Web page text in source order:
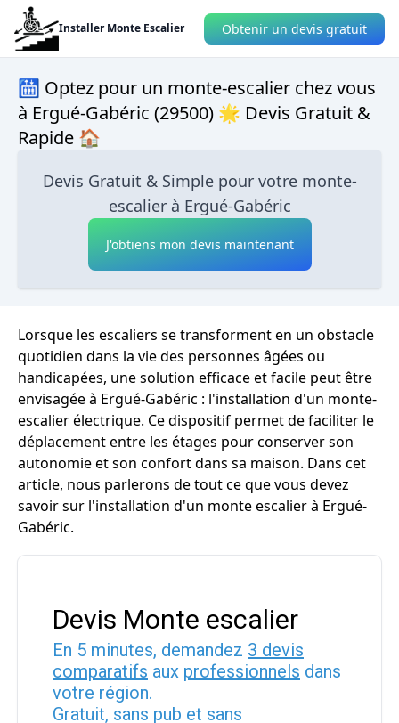
Installer Monte Escalier Obtenir un devis gratuit
🛗 Optez pour un monte-escalier chez vous
à Ergué-Gabéric (29500) 🌟 Devis Gratuit &
Rapide 🏠
Devis Gratuit & Simple pour votre monte-
escalier à Ergué-Gabéric
J'obtiens mon devis maintenant
Lorsque les escaliers se transforment en un obstacle
quotidien dans la vie des personnes âgées ou
handicapées, une solution efficace et facile peut être
envisagée à Ergué-Gabéric : l'installation d'un monte-
escalier électrique. Ce dispositif permet de faciliter le
déplacement entre les étages pour conserver son
autonomie et son confort dans sa maison. Dans cet
article, nous parlerons de tout ce que vous devez
savoir sur l'installation d'un monte escalier à Ergué-
Gabéric.
Devis Monte escalier
En 5 minutes, demandez 3 devis
comparatifs aux professionnels dans
votre région.
Gratuit, sans pub et sans